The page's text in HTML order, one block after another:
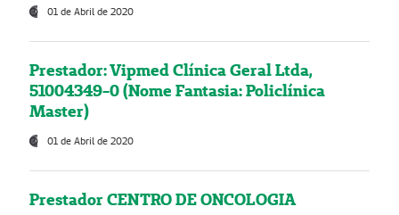
01 de Abril de 2020
Prestador: Vipmed Clínica Geral Ltda,
51004349-0 (Nome Fantasia: Policlínica
Master)
01 de Abril de 2020
Prestador CENTRO DE ONCOLOGIA